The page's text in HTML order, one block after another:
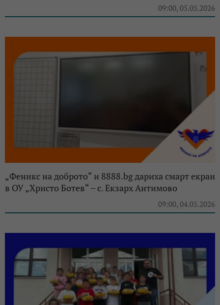
09:00, 05.05.2026
„Феникс на доброто“ и 8888.bg дариха смарт екран
в ОУ „Христо Ботев“ – с. Екзарх Антимово
09:00, 04.05.2026